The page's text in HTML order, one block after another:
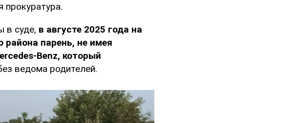
прокуратура.
в суде, в августе 2025 года на
района парень, не имея
Benz, который
ведома родителей.